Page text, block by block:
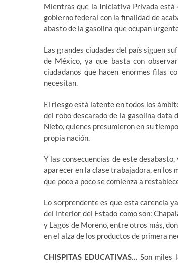
Mientras que la Iniciativa Privada está
gobierno federal con la finalidad de
abasto de la gasolina que ocupan
Las grandes ciudades del país siguen
de México, ya que basta con
ciudadanos que hacen enormes filas
necesitan.
El riesgo está latente en todos los
del robo descarado de la gasolina data
Nieto, quienes presumieron en su
propia nación.
Y las consecuencias de este
aparecer en la clase trabajadora, en los
que poco a poco se comienza a
Lo sorprendente es que esta carencia
del interior del Estado como son:
y Lagos de Moreno, entre otros más,
en el alza de los productos de primera
CHISPITAS EDUCATIVAS… Son miles